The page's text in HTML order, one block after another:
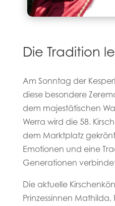
Die Tradition
Am Sonntag der
diese besondere
dem majestätischen
Werra wird die 58.
dem Marktplatz
Emotionen und eine
Generationen
Die aktuelle
Prinzessinnen